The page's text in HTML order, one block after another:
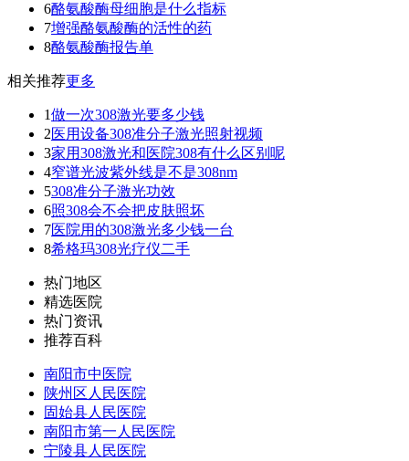
6酪氨酸酶母细胞是什么指标
7增强酪氨酸酶的活性的药
8酪氨酸酶报告单
相关推荐更多
1做一次308激光要多少钱
2医用设备308准分子激光照射视频
3家用308激光和医院308有什么区别呢
4窄谱光波紫外线是不是308nm
5308准分子激光功效
6照308会不会把皮肤照坏
7医院用的308激光多少钱一台
8希格玛308光疗仪二手
热门地区
精选医院
热门资讯
推荐百科
南阳市中医院
陕州区人民医院
固始县人民医院
南阳市第一人民医院
宁陵县人民医院